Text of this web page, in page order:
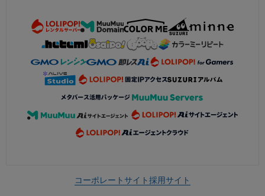
コーポレートサイト採用サイト